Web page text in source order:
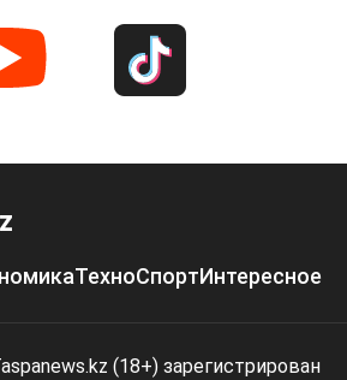
ТехноСпортИнтересное
(18+) зарегистрирован